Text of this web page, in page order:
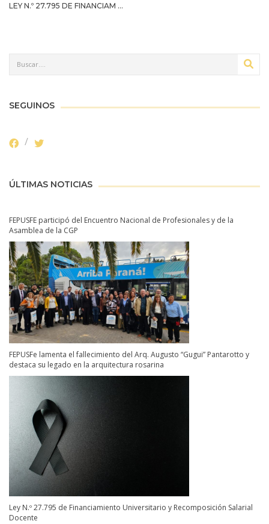
LEY N.º 27.795 DE FINANCIAM ...
SEGUINOS
ÚLTIMAS NOTICIAS
FEPUSFE participó del Encuentro Nacional de Profesionales y de la
Asamblea de la CGP
FEPUSFe lamenta el fallecimiento del Arq. Augusto “Gugui” Pantarotto y
destaca su legado en la arquitectura rosarina
Ley N.º 27.795 de Financiamiento Universitario y Recomposición Salarial
Docente